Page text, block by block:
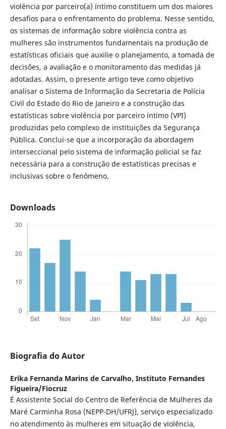
violência por parceiro(a) íntimo constituem um dos maiores
desafios para o enfrentamento do problema. Nesse sentido,
os sistemas de informação sobre violência contra as
mulheres são instrumentos fundamentais na produção de
estatísticas oficiais que auxilie o planejamento, a tomada de
decisões, a avaliação e o monitoramento das medidas já
adotadas. Assim, o presente artigo teve como objetivo
analisar o Sistema de Informação da Secretaria de Polícia
Civil do Estado do Rio de Janeiro e a construção das
estatísticas sobre violência por parceiro íntimo (VPI)
produzidas pelo complexo de instituições da Segurança
Pública. Conclui-se que a incorporação da abordagem
interseccional pelo sistema de informação policial se faz
necessária para a construção de estatísticas precisas e
inclusivas sobre o fenômeno.
Downloads
Biografia do Autor
Erika Fernanda Marins de Carvalho, Instituto Fernandes
Figueira/Fiocruz
É Assistente Social do Centro de Referência de Mulheres da
Maré Carminha Rosa (NEPP-DH/UFRJ), serviço especializado
no atendimento às mulheres em situação de violência,